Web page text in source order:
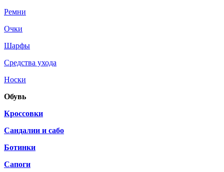
Ремни
Очки
Шарфы
Средства ухода
Носки
Обувь
Кроссовки
Сандалии и сабо
Ботинки
Сапоги